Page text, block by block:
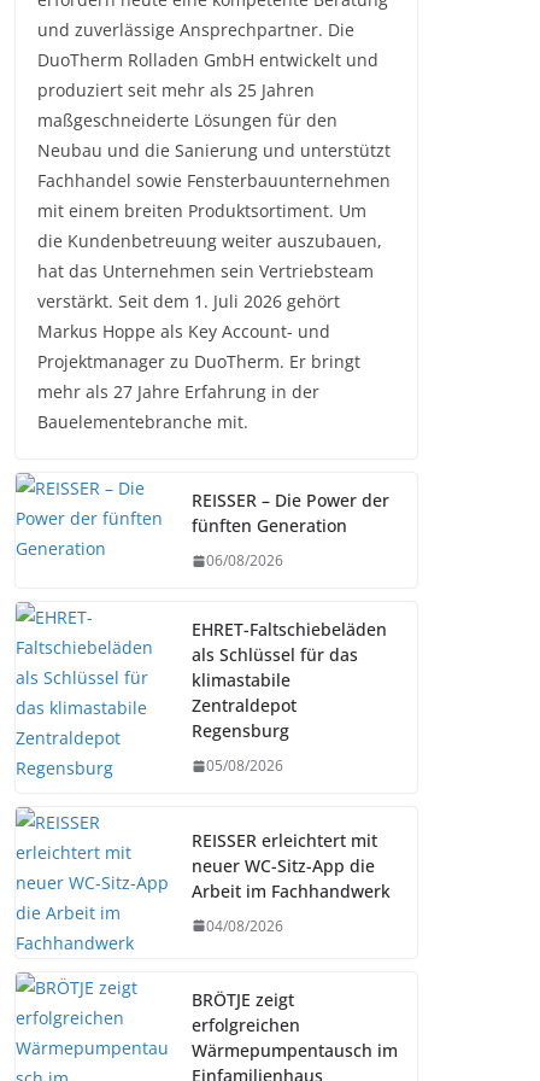
und zuverlässige Ansprechpartner. Die
DuoTherm Rolladen GmbH entwickelt und
produziert seit mehr als 25 Jahren
maßgeschneiderte Lösungen für den
Neubau und die Sanierung und unterstützt
Fachhandel sowie Fensterbauunternehmen
mit einem breiten Produktsortiment. Um
die Kundenbetreuung weiter auszubauen,
hat das Unternehmen sein Vertriebsteam
verstärkt. Seit dem 1. Juli 2026 gehört
Markus Hoppe als Key Account- und
Projektmanager zu DuoTherm. Er bringt
mehr als 27 Jahre Erfahrung in der
Bauelementebranche mit.
REISSER – Die Power der
fünften Generation
06/08/2026
EHRET-Faltschiebeläden
als Schlüssel für das
klimastabile
Zentraldepot
Regensburg
05/08/2026
REISSER erleichtert mit
neuer WC-Sitz-App die
Arbeit im Fachhandwerk
04/08/2026
BRÖTJE zeigt
erfolgreichen
Wärmepumpentausch im
Einfamilienhaus